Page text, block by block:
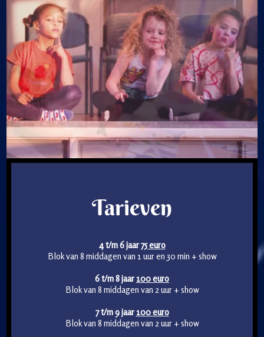
Tarieven
4 t/m 6 jaar75 euro
Blok van 8 middagen van 1 uur en 30 min + show
6 t/m 8 jaar100 euro
Blok van 8 middagen van 2 uur + show
7 t/m 9 jaar100 euro
Blok van 8 middagen van 2 uur + show